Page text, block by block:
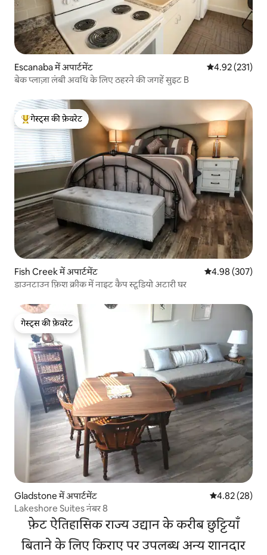
Escanaba में अपार्टमेंट औसत रेटिंग 5 में से
4.92 (231)
बेक प्लाज़ा लंबी अवधि के लिए ठहरने की जगहें सुइट B
गेस्ट्स का टॉप फ़ेवरेट
गेस्ट्स की फ़ेवरेट
Fish Creek में अपार्टमेंट औसत रेटिंग 5 में से
4.98 (307)
डाउनटाउन फ़िश क्रीक में नाइट कैप स्टूडियो अटारी घर
गेस्ट्स की फ़ेवरेट
गेस्ट्स की फ़ेवरेट
Gladstone में अपार्टमेंट औसत रेटिंग 5 में
4.82 (28)
Lakeshore Suites नंबर 8
फ़ेट ऐतिहासिक राज्य उद्यान के करीब छुट्टियाँ
बिताने के लिए किराए पर उपलब्ध अन्य शानदार